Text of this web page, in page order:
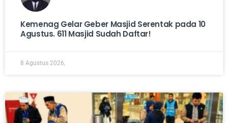
Kemenag Gelar Geber Masjid Serentak pada 10
Agustus. 611 Masjid Sudah Daftar!
8 Agustus 2026,